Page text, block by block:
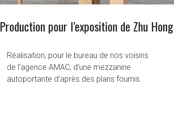
Production pour l’exposition de Zhu Hong
Réalisation, pour le bureau de nos voisins
de l’agence AMAC, d’une mezzanine
autoportante d’après des plans fournis.